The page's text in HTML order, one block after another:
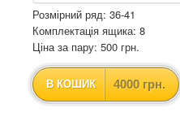
Розмірний ряд: 36-41
Комплектація ящика: 8
Ціна за пару: 500 грн.
В КОШИК 4000 грн.